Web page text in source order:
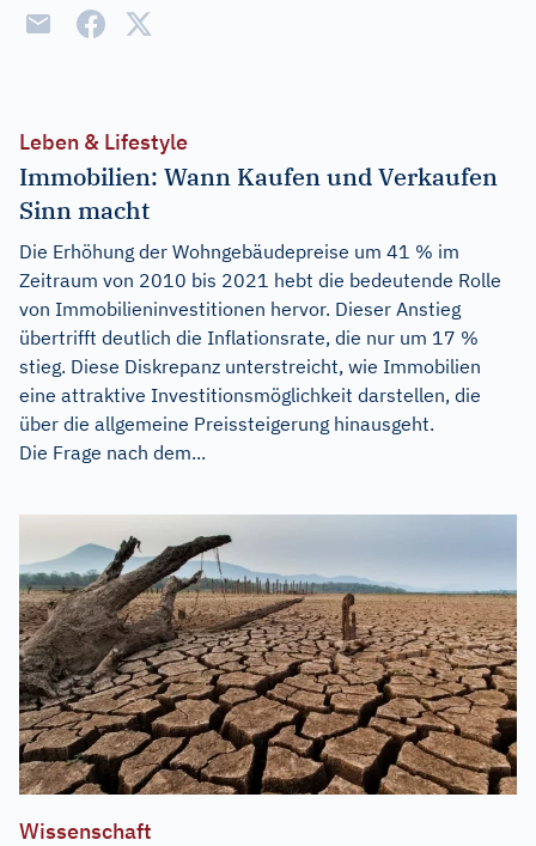
Leben & Lifestyle
Immobilien: Wann Kaufen und Verkaufen
Sinn macht
Die Erhöhung der Wohngebäudepreise um 41 % im
Zeitraum von 2010 bis 2021 hebt die bedeutende Rolle
von Immobilieninvestitionen hervor. Dieser Anstieg
übertrifft deutlich die Inflationsrate, die nur um 17 %
stieg. Diese Diskrepanz unterstreicht, wie Immobilien
eine attraktive Investitionsmöglichkeit darstellen, die
über die allgemeine Preissteigerung hinausgeht.
Die Frage nach dem...
Wissenschaft